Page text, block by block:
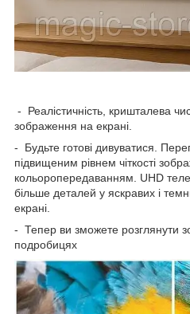
- Реалістичність, кришталева
зображення на екрані.
- Будьте готові дивуватися.
підвищеним рівнем чіткості
кольоропередаванням. UHD
більше деталей у яскравих і
екрані.
- Тепер ви зможете розглянути
подробицях